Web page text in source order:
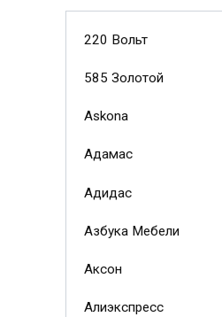
220 Вольт
585 Золотой
Askona
Адамас
Адидас
Азбука Мебели
Аксон
Алиэкспресс